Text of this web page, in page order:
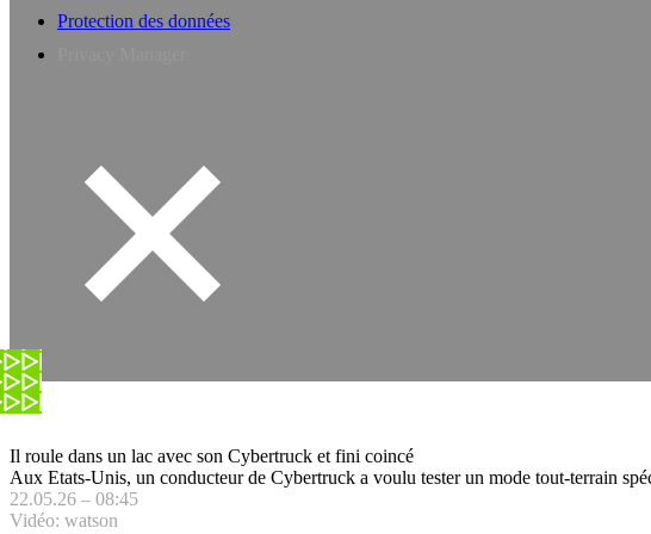
Protection des données
Il roule dans un lac avec son Cybertruck et fini coincé
Aux Etats-Unis, un conducteur de Cybertruck a voulu tester un mode tout-terrain
22.05.26 – 08:45
Vidéo: watson